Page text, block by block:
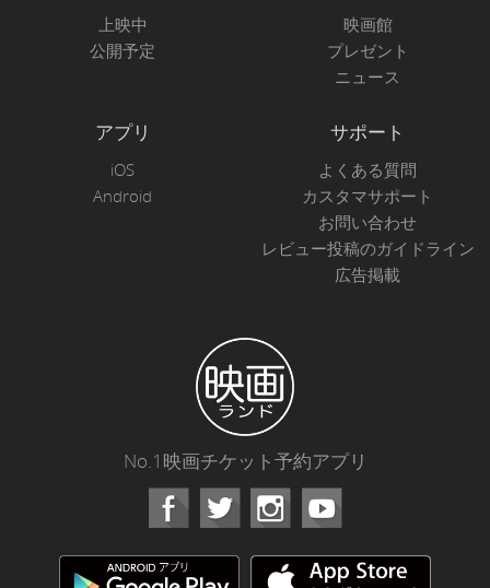
上映中
公開予定
映画館
プレゼント
ニュース
アプリ
iOS
Android
サポート
よくある質問
カスタマサポート
お問い合わせ
レビュー投稿のガイドライン
広告掲載
No.1映画チケット予約アプリ
Facebook Instagram